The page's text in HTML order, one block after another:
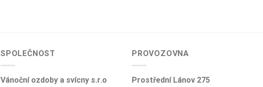
SPOLEČNOST
Vánoční ozdoby a svícny s.r.o
PROVOZOVNA
Prostřední Lánov 275